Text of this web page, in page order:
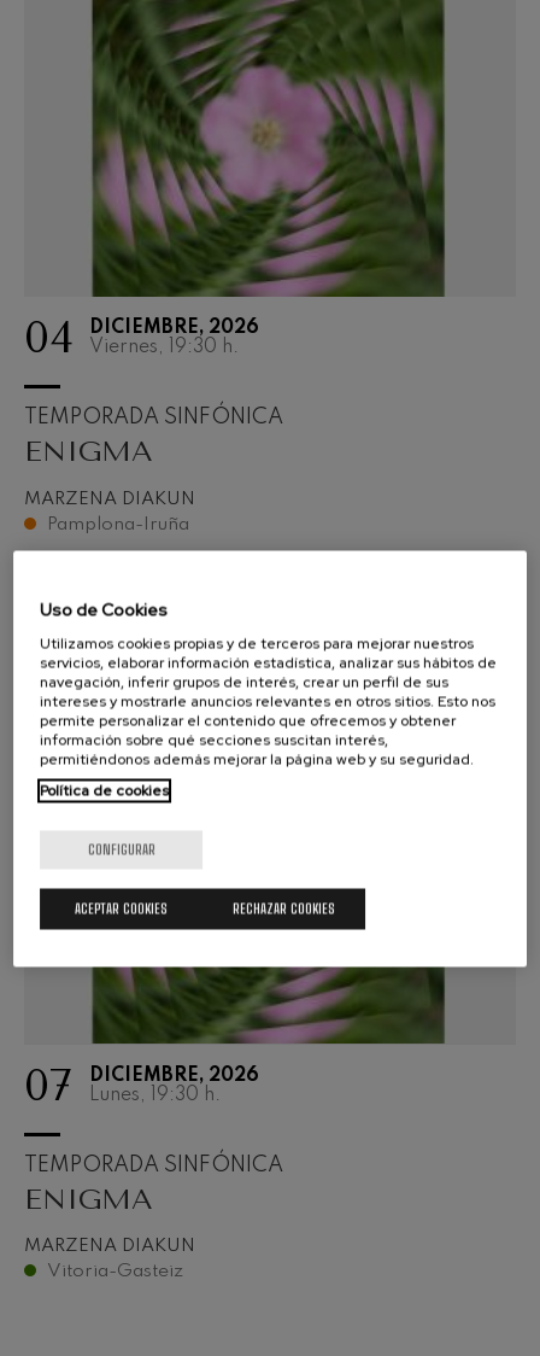
04
DICIEMBRE, 2026
Viernes, 19:30 h.
TEMPORADA SINFÓNICA
ENIGMA
MARZENA DIAKUN
Pamplona-Iruña
COMPRAR ENTRADAS
07
DICIEMBRE, 2026
Lunes, 19:30 h.
TEMPORADA SINFÓNICA
ENIGMA
MARZENA DIAKUN
Vitoria-Gasteiz
Uso de Cookies
Utilizamos cookies propias y de terceros para mejorar nuestros
servicios, elaborar información estadística, analizar sus hábitos de
navegación, inferir grupos de interés, crear un perfil de sus
intereses y mostrarle anuncios relevantes en otros sitios. Esto nos
permite personalizar el contenido que ofrecemos y obtener
información sobre qué secciones suscitan interés,
permitiéndonos además mejorar la página web y su seguridad.
Política de cookies
CONFIGURAR
RECHAZAR COOKIES
ACEPTAR COOKIES